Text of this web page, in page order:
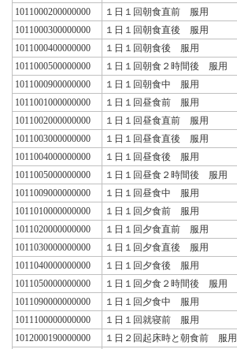
1011000200000000
１日１回朝食直前 服用
1011000300000000
１日１回朝食直後 服用
1011000400000000
１日１回朝食後 服用
1011000500000000
１日１回朝食２時間後 服用
1011000900000000
１日１回朝食中 服用
1011001000000000
１日１回昼食前 服用
1011002000000000
１日１回昼食直前 服用
1011003000000000
１日１回昼食直後 服用
1011004000000000
１日１回昼食後 服用
1011005000000000
１日１回昼食２時間後 服用
1011009000000000
１日１回昼食中 服用
1011010000000000
１日１回夕食前 服用
1011020000000000
１日１回夕食直前 服用
1011030000000000
１日１回夕食直後 服用
1011040000000000
１日１回夕食後 服用
1011050000000000
１日１回夕食２時間後 服用
1011090000000000
１日１回夕食中 服用
1011100000000000
１日１回就寝前 服用
1012000190000000
１日２回起床時と朝食前 服用